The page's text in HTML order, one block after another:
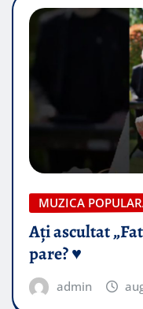
MUZICA
Ați ascultat
pare? ♥️
admin